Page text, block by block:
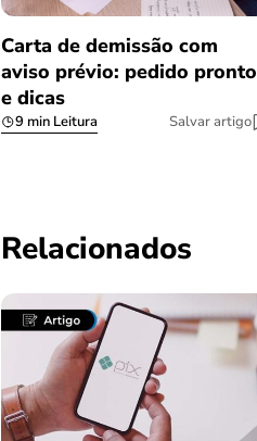
Carta de demissão com
aviso prévio: pedido pronto
e dicas
9 min Leitura Salvar artigo
Relacionados